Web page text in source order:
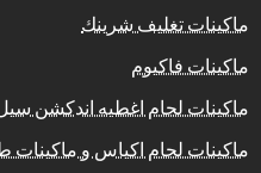
ماكينات تغليف شرينك
ماكينات فاكيوم
ماكينات لحام اغطيه اندكشن
ماكينات لحام اكياس و ماكينات